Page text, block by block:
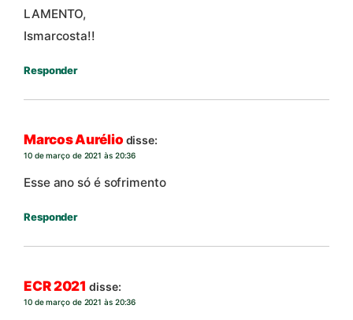
LAMENTO,
Ismarcosta!!
Responder
Marcos Aurélio disse:
10 de março de 2021 às 20:36
Esse ano só é sofrimento
Responder
ECR 2021 disse:
10 de março de 2021 às 20:36